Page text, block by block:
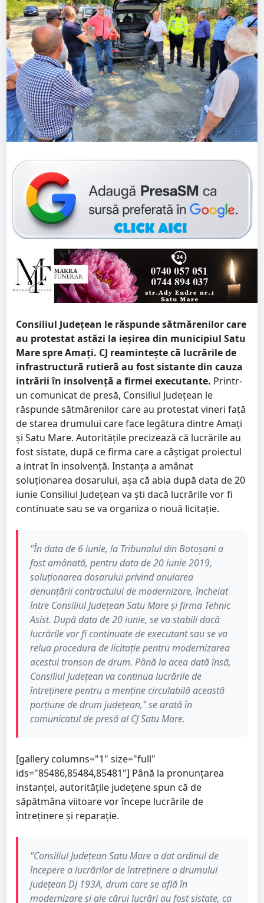
Consiliul Județean le răspunde sătmărenilor care
au protestat astăzi la ieșirea din municipiul Satu
Mare spre Amați. CJ reamintește că lucrările de
infrastructură rutieră au fost sistante din cauza
intrării în insolvență a firmei executante. Printr-
un comunicat de presă, Consiliul Județean le
răspunde sătmărenilor care au protestat vineri față
de starea drumului care face legătura dintre Amați
și Satu Mare. Autoritățile precizează că lucrările au
fost sistate, după ce firma care a câștigat proiectul
a intrat în insolvență. Instanța a amânat
soluționarea dosarului, așa că abia după data de 20
iunie Consiliul Județean va ști dacă lucrările vor fi
continuate sau se va organiza o nouă licitație.
"În data de 6 iunie, la Tribunalul din Botoșani a
fost amânată, pentru data de 20 iunie 2019,
soluționarea dosarului privind anularea
denunțării contractului de modernizare, încheiat
între Consiliul Județean Satu Mare și firma Tehnic
Asist. După data de 20 iunie, se va stabili dacă
lucrările vor fi continuate de executant sau se va
relua procedura de licitație pentru modernizarea
acestui tronson de drum. Până la acea dată însă,
Consiliul Județean va continua lucrările de
întreținere pentru a menține circulabilă această
porțiune de drum județean," se arată în
comunicatul de presă al CJ Satu Mare.
[gallery columns="1" size="full"
ids="85486,85484,85481"] Până la pronunțarea
instanței, autoritățile județene spun că de
săpătmâna viitoare vor începe lucrările de
întreținere și reparație.
"Consiliul Județean Satu Mare a dat ordinul de
începere a lucrărilor de întreținere a drumului
județean DJ 193A, drum care se află în
modernizare și ale cărui lucrări au fost sistate, ca